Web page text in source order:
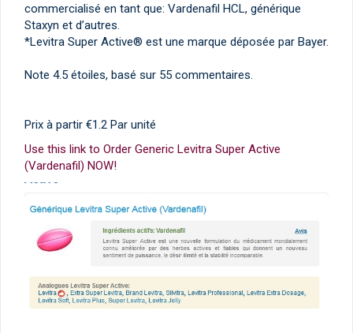
commercialisé en tant que: Vardenafil HCL, générique
Staxyn et d’autres.
*Levitra Super Active® est une marque déposée par Bayer.
Note 4.5 étoiles, basé sur 55 commentaires.
Prix à partir €1.2 Par unité
Use this link to Order Generic Levitra Super Active
(Vardenafil) NOW!